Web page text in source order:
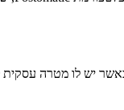
יש לו מטרה עסקית